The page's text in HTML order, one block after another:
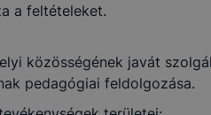
a feltételeket.
közösségének javát
pedagógiai feldolgozása.